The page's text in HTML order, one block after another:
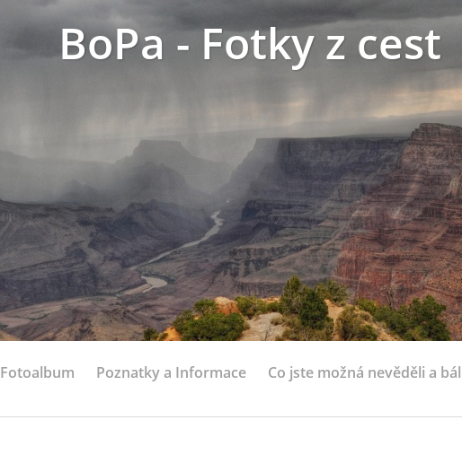
BoPa - Fotky z cest
Fotoalbum Poznatky a Informace Co jste možná nevěděli a